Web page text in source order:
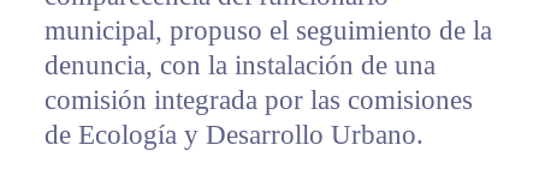
municipal, propuso el seguimiento de la
denuncia, con la instalación de una
comisión integrada por las comisiones
de Ecología y Desarrollo Urbano.